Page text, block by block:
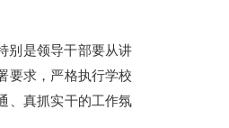
别是领导干部要从讲
要求，严格执行学校
、真抓实干的工作氛